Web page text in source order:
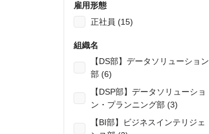
雇用形態
正社員 (15)
組織名
【DS部】データソリューション
部 (6)
【DSP部】データソリューショ
ン・プランニング部 (3)
【BI部】ビジネスインテリジェ